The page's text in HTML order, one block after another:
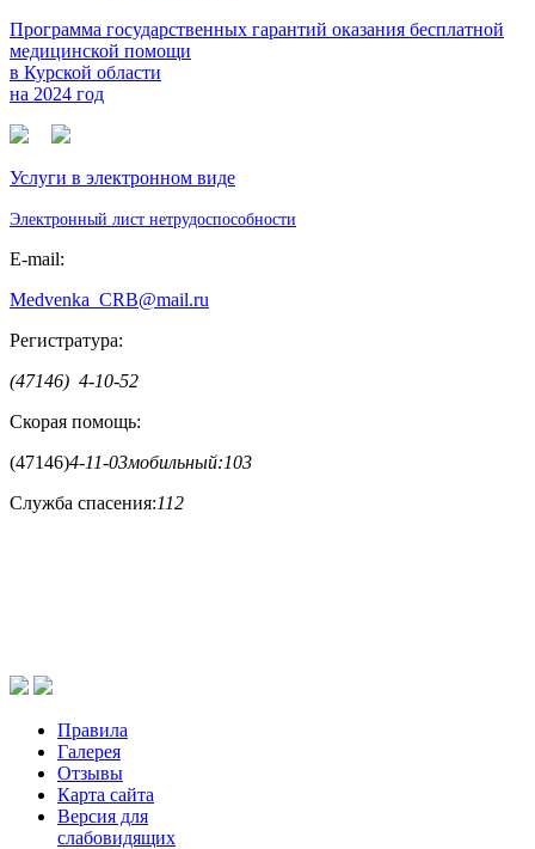
Программа государственных гарантий оказания бесплатной
медицинской помощи
в Курской области
на 2024 год
Услуги в электронном виде
Электронный лист нетрудоспособности
E-mail:
Medvenka_CRB@mail.ru
Регистратура:
(47146) 4-10-52
Скорая помощь:
(47146)4-11-03мобильный:103
Служба спасения:112
Правила
Галерея
Отзывы
Карта сайта
Версия для
слабовидящих